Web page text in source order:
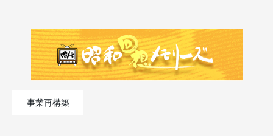
事業再構築